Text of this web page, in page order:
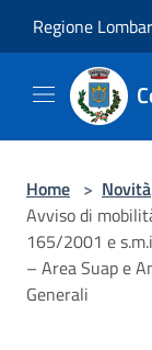
Regione
Home > Novità
Avviso di
165/2001 e
– Area Suap e
Generali